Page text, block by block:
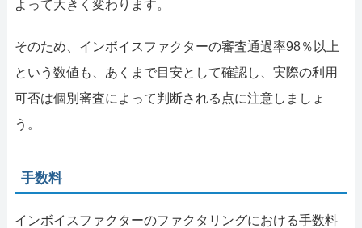
よって大きく変わります。
そのため、インボイスファクターの審査通過率98％以上
という数値も、あくまで目安として確認し、実際の利用
可否は個別審査によって判断される点に注意しましょ
う。
手数料
インボイスファクターのファクタリングにおける手数料